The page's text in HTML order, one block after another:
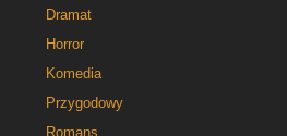
Dramat
Horror
Komedia
Przygodowy
Romans